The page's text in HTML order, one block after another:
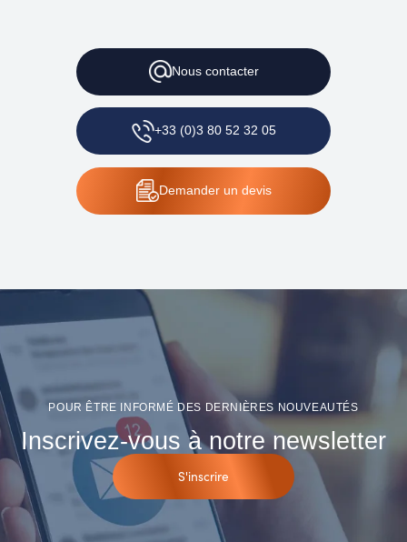
Nouscontacter
+33 (0)3 80 52 32 05
Demanderun devis
POUR ÊTRE INFORMÉ DES DERNIÈRES NOUVEAUTÉS
Inscrivez-vous à notre newsletter
S'inscrire